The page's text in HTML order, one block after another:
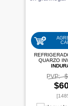
PVP: